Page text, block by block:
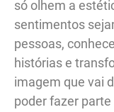
só olhem a
sentimentos
pessoas,
histórias e
imagem que vai
poder fazer